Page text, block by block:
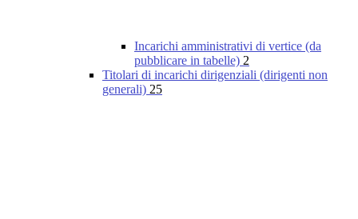
Incarichi amministrativi di vertice (da
pubblicare in tabelle) 2
Titolari di incarichi dirigenziali (dirigenti non
generali) 25